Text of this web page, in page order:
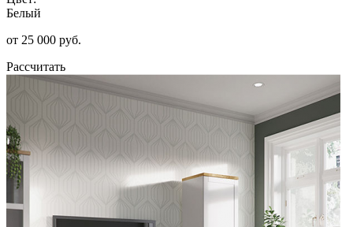
Белый
от 25 000 руб.
Рассчитать